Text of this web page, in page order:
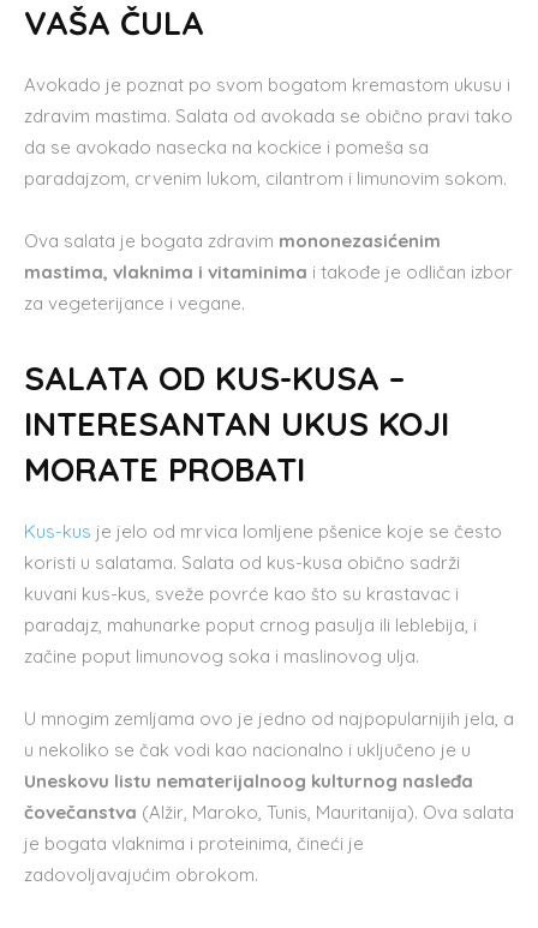
VAŠA ČULA
Avokado je poznat po svom bogatom kremastom ukusu i
zdravim mastima. Salata od avokada se obično pravi tako
da se avokado nasecka na kockice i pomeša sa
paradajzom, crvenim lukom, cilantrom i limunovim sokom.
Ova salata je bogata zdravim mononezasićenim
mastima, vlaknima i vitaminima i takođe je odličan izbor
za vegeterijance i vegane.
SALATA OD KUS-KUSA –
INTERESANTAN UKUS KOJI
MORATE PROBATI
Kus-kus je jelo od mrvica lomljene pšenice koje se često
koristi u salatama. Salata od kus-kusa obično sadrži
kuvani kus-kus, sveže povrće kao što su krastavac i
paradajz, mahunarke poput crnog pasulja ili leblebija, i
začine poput limunovog soka i maslinovog ulja.
U mnogim zemljama ovo je jedno od najpopularnijih jela, a
u nekoliko se čak vodi kao nacionalno i uključeno je u
Uneskovu listu nematerijalnoog kulturnog nasleđa
čovečanstva (Alžir, Maroko, Tunis, Mauritanija). Ova salata
je bogata vlaknima i proteinima, čineći je
zadovoljavajućim obrokom.